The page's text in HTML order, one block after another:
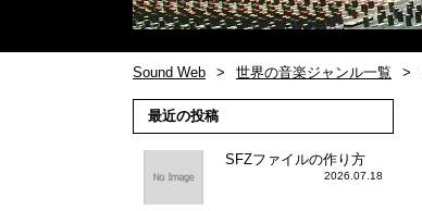
Sound Web 世界の音楽ジャンル一覧
最近の投稿
SFZファイルの作り方
2026.07.18